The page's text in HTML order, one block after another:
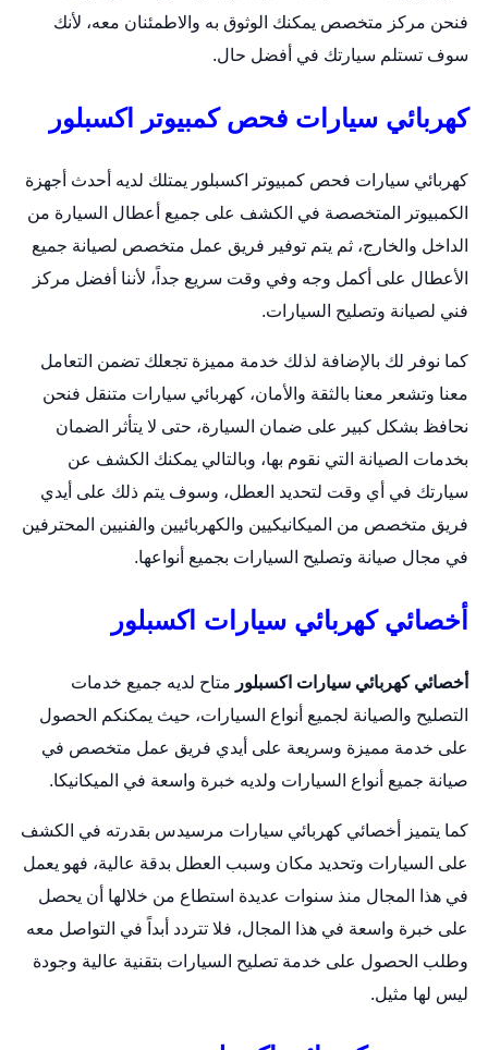
فنحن مركز متخصص يمكنك الوثوق به والاطمئنان معه، لأنك
سوف تستلم سيارتك في أفضل حال.
كهربائي سيارات فحص كمبيوتر اكسبلور
كهربائي سيارات فحص كمبيوتر اكسبلور يمتلك لديه أحدث أجهزة
الكمبيوتر المتخصصة في الكشف على جميع أعطال السيارة من
الداخل والخارج، ثم يتم توفير فريق عمل متخصص لصيانة جميع
الأعطال على أكمل وجه وفي وقت سريع جداً، لأننا أفضل مركز
فني لصيانة وتصليح السيارات.
كما نوفر لك بالإضافة لذلك خدمة مميزة تجعلك تضمن التعامل
معنا وتشعر معنا بالثقة والأمان، كهربائي سيارات متنقل فنحن
نحافظ بشكل كبير على ضمان السيارة، حتى لا يتأثر الضمان
بخدمات الصيانة التي نقوم بها، وبالتالي يمكنك الكشف عن
سيارتك في أي وقت لتحديد العطل، وسوف يتم ذلك على أيدي
فريق متخصص من الميكانيكيين والكهربائيين والفنيين المحترفين
في مجال صيانة وتصليح السيارات بجميع أنواعها.
أخصائي كهربائي سيارات اكسبلور
أخصائي كهربائي سيارات اكسبلور متاح لديه جميع خدمات
التصليح والصيانة لجميع أنواع السيارات، حيث يمكنكم الحصول
على خدمة مميزة وسريعة على أيدي فريق عمل متخصص في
صيانة جميع أنواع السيارات ولديه خبرة واسعة في الميكانيكا.
كما يتميز أخصائي كهربائي سيارات مرسيدس بقدرته في الكشف
على السيارات وتحديد مكان وسبب العطل بدقة عالية، فهو يعمل
في هذا المجال منذ سنوات عديدة استطاع من خلالها أن يحصل
على خبرة واسعة في هذا المجال، فلا تتردد أبداً في التواصل معه
وطلب الحصول على خدمة تصليح السيارات بتقنية عالية وجودة
ليس لها مثيل.